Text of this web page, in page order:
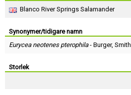
Blanco River Springs Salamander
Synonymer/tidigare namn
Eurycea neotenes pterophila- Burger, Smith
Storlek